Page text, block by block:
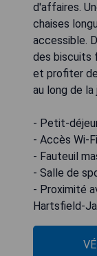
d'affaires.
chaises
accessible.
des biscuits
et profiter
au long de la
- Petit-
- Accès Wi-
- Fauteuil
- Salle de
- Proximité
Hartsfield-